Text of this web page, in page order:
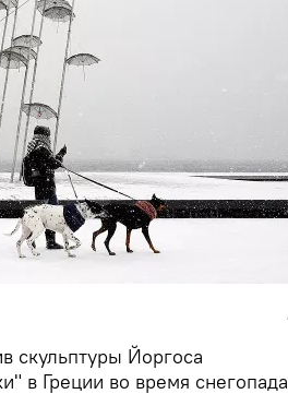
скульптуры Йоргоса
в Греции во время снегопада